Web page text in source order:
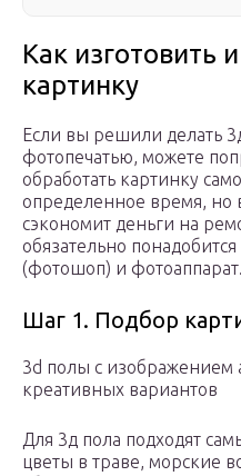
Как изготовить
картинку
Если вы решили делать
фотопечатью, можете
обработать картинку
определенное время, но
сэкономит деньги на
обязательно
(фотошоп) и фотоаппарат.
Шаг 1. Подбор
3d полы с
креативных вариантов
Для 3д пола подходят
цветы в траве, морские